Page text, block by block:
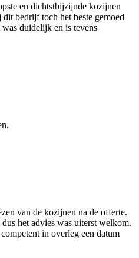
en dichtstbijzijnde kozijnen
bedrijf toch het beste gemoed
duidelijk en is tevens
van de kozijnen na de offerte.
het advies was uiterst welkom.
in overleg een datum